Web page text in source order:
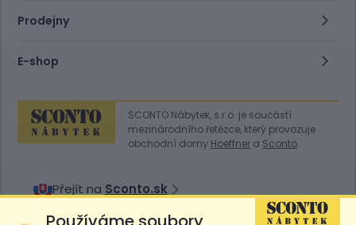
Prodejny
E-shop
SCONTO Nábytek, s.r.o. je součástí
mezinárodního řetězce, který provozuje
obchodní domy Hoeffner a Sconto.
Přejít na Sconto.sk